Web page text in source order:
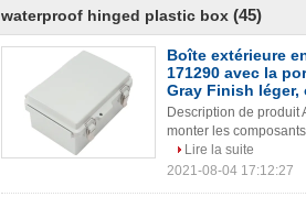
waterproof hinged plastic box (45)
Boîte extérieure
171290 avec la
Gray Finish léger,
Description de produit
monter les
Lire la suite
2021-08-04 17:12:27